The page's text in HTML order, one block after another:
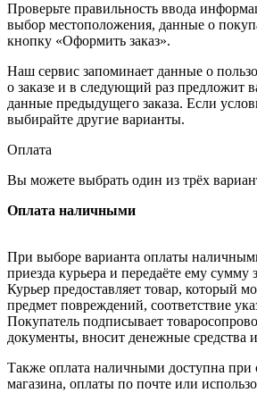
Проверьте правильность ввода
выбор местоположения, данные о
кнопку «Оформить заказ».
Наш сервис запоминает данные о
о заказе и в следующий раз предложит
данные предыдущего заказа. Если
выбирайте другие варианты.
Оплата
Вы можете выбрать один из трёх
Оплата наличными
При выборе варианта оплаты
приезда курьера и передаёте ему сумму
Курьер предоставляет товар, который
предмет повреждений, соответствие
Покупатель подписывает
документы, вносит денежные средства
Также оплата наличными доступна при
магазина, оплаты по почте или